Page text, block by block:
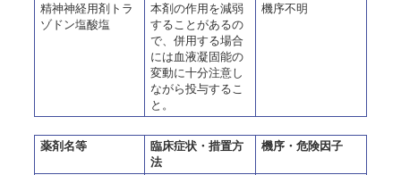
精神神経用剤トラ
ゾドン塩酸塩
本剤の作用を減弱
することがあるの
で、併用する場合
には血液凝固能の
変動に十分注意し
ながら投与するこ
と。
機序不明
薬剤名等
臨床症状・措置方
法
機序・危険因子